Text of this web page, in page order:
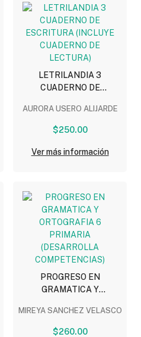
LETRILANDIA 3
CUADERNO DE
CUADERNO DE LECTURA)
AURORA USERO ALIJARDE
$250.00
Ver más información
PROGRESO EN
GRAMATICA Y
PRIMARIA (DESARROLLA
COMPETENCIAS)
MIREYA SANCHEZ VELASCO
$260.00